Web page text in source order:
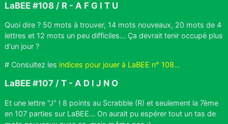
LaBEE #108 / R - A F G I T U
Quoi dire ? 50 mots à trouver, 14 mots nouveaux, 20 mots de 4
lettres et 12 mots un peu difficiles... Ça devrait tenir occupé plus
d'un jour ?
# Consultez les indices pour jouer à LaBEE n° 108...
LaBEE #107 / T - A D I J N O
Et une lettre "J" ! 8 points au Scrabble (R) et seulement la 7ème
en 107 parties sur LaBEE... On aurait pu espérer tout un tas de